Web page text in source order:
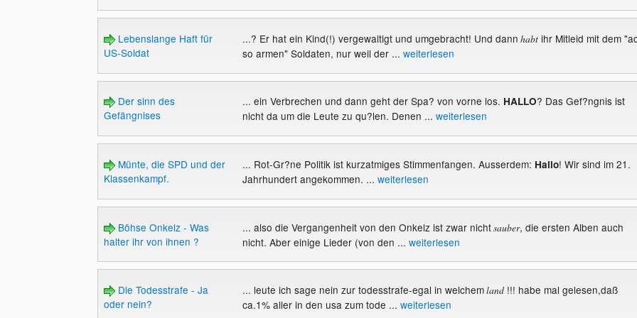
Lebenslange Haft für
US-Soldat
...? Er hat ein Kind(!) vergewaltigt und umgebracht! Und dann habtihr Mitleid mit dem
so armen" Soldaten, nur weil der ... weiterlesen
Der sinn des
Gefängnises
... ein Verbrechen und dann geht der Spa? von vorne los. HALLO? Das Gef?ngnis ist
nicht da um die Leute zu qu?len. Denen ... weiterlesen
Münte, die SPD und der
Klassenkampf.
... Rot-Gr?ne Politik ist kurzatmiges Stimmenfangen. Ausserdem: Hallo! Wir sind im 21.
Jahrhundert angekommen. ... weiterlesen
Böhse Onkelz - Was
halter ihr von ihnen ?
... also die Vergangenheit von den Onkelz ist zwar nichtsauber, die ersten Alben auch
nicht. Aber einige Lieder (von den ... weiterlesen
Die Todesstrafe - Ja
oder nein?
... leute ich sage nein zur todesstrafe-egal in welchemland!!! habe mal gelesen,daß
ca.1% aller in den usa zum tode ... weiterlesen